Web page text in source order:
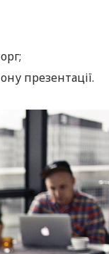
презентації.